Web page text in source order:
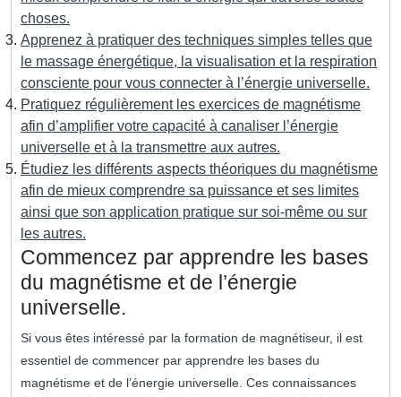
choses.
Apprenez à pratiquer des techniques simples telles que
le massage énergétique, la visualisation et la respiration
consciente pour vous connecter à l’énergie universelle.
Pratiquez régulièrement les exercices de magnétisme
afin d’amplifier votre capacité à canaliser l’énergie
universelle et à la transmettre aux autres.
Étudiez les différents aspects théoriques du magnétisme
afin de mieux comprendre sa puissance et ses limites
ainsi que son application pratique sur soi-même ou sur
les autres.
Commencez par apprendre les bases
du magnétisme et de l’énergie
universelle.
Si vous êtes intéressé par la formation de magnétiseur, il est
essentiel de commencer par apprendre les bases du
magnétisme et de l’énergie universelle. Ces connaissances